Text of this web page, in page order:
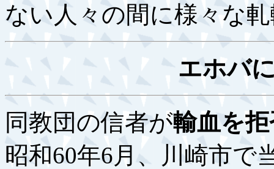
ない人々の間に様々な
エホバ
同教団の信者が輸血を
昭和60年6月、川崎市で